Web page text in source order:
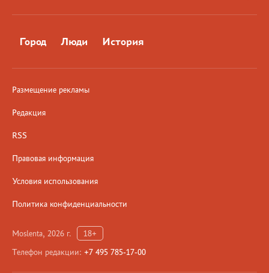
Город Люди История
Размещение рекламы
Редакция
RSS
Правовая информация
Условия использования
Политика конфиденциальности
Moslenta, 2026 г.
18+
Телефон редакции: +7 495 785-17-00